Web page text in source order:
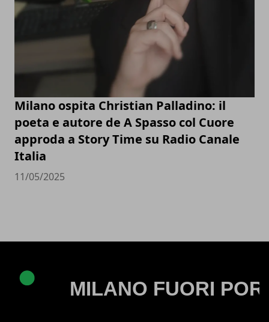
Milano ospita Christian Palladino: il
poeta e autore de A Spasso col Cuore
approda a Story Time su Radio Canale
Italia
11/05/2025